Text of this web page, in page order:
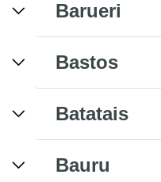
Barueri
Bastos
Batatais
Bauru